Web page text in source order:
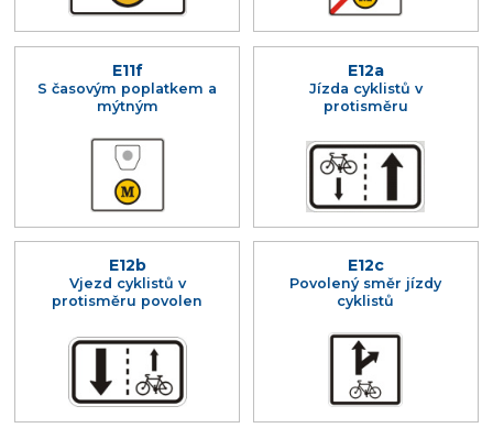
E11f
S časovým poplatkem a
mýtným
E12a
Jízda cyklistů v
protisměru
E12b
Vjezd cyklistů v
protisměru povolen
E12c
Povolený směr jízdy
cyklistů